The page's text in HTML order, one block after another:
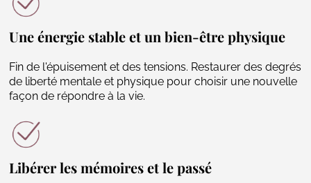
Une énergie stable et un bien-être physique
Fin de l'épuisement et des tensions. Restaurer des degrés
de liberté mentale et physique pour choisir une nouvelle
façon de répondre à la vie.
Libérer les mémoires et le passé